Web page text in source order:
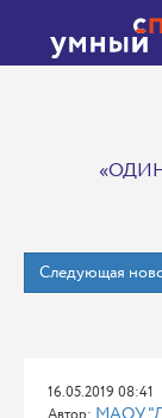
Следующая
16.05.2019 08:41